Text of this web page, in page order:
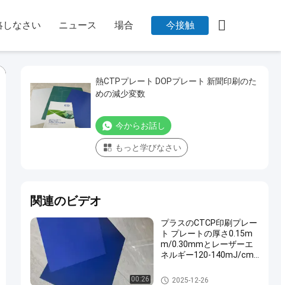
しなさい ニュース 場合 今接触 
熱CTPプレート DOPプレート 新聞印刷のた
めの減少変数
今からお話し
もっと学びなさい
関連のビデオ
00:26
プラスのCTCP印刷プレー
ト プレートの厚さ0.15m
m/0.30mmとレーザーエ
ネルギー120-140mJ/cm2
CTCPの印刷版
2025-12-26